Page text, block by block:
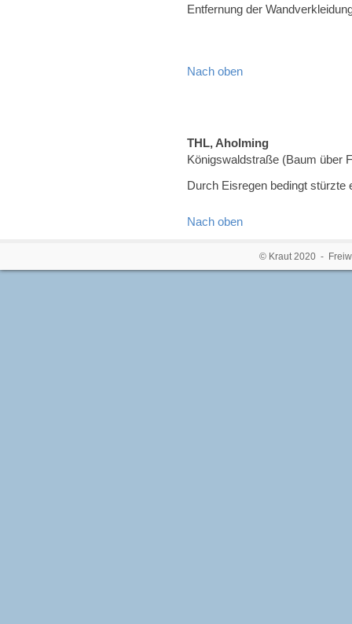
Entfernung der
Nach oben
THL, Aholming
Königswaldstraße (Baum über
Durch Eisregen bedingt stürzte
Nach oben
© Kraut 2020 -